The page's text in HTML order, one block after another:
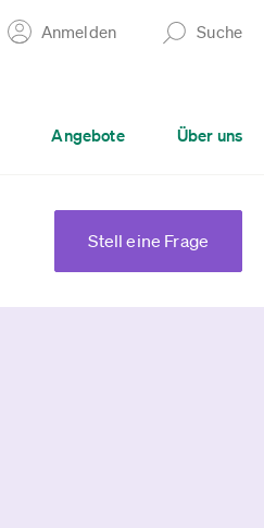
Anmelden Suche
Angebote Über uns
Stell eine Frage